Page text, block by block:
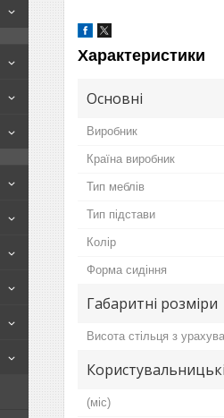
Характеристики
Основні
Виробник
Країна виробник
Тип меблів
Тип підстави
Колір
Форма сидіння
Габаритні розміри
Висота стільця з
(міс)